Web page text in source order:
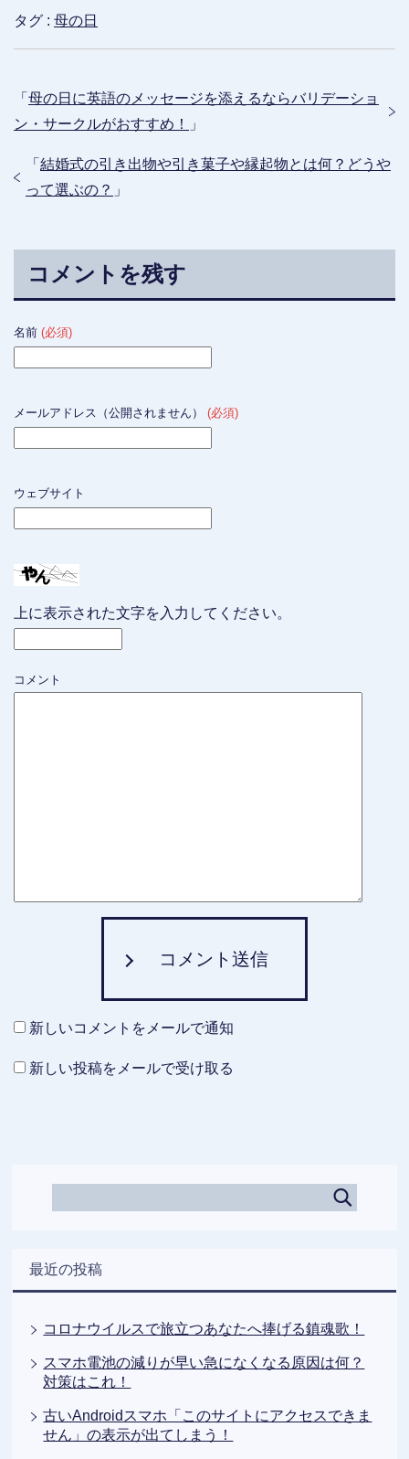
タグ : 母の日
「 母の日に英語のメッセージを添えるならバリデーショ
ン・サークルがおすすめ！
」
「 結婚式の引き出物や引き菓子や縁起物とは何？どうや
って選ぶの？ 」
コメントを残す
名前 (必須)
メールアドレス（公開されません） (必須)
ウェブサイト
上に表示された文字を入力してください。
コメント
コメント送信
新しいコメントをメールで通知
新しい投稿をメールで受け取る
最近の投稿
コロナウイルスで旅立つあなたへ捧げる鎮魂歌！
スマホ電池の減りが早い急になくなる原因は何？
対策はこれ！
古いAndroidスマホ「このサイトにアクセスできま
せん」の表示が出てしまう！